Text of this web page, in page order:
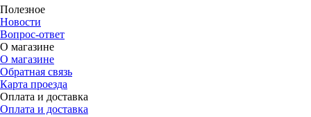
Полезное
Новости
Вопрос-ответ
О магазине
О магазине
Обратная связь
Карта проезда
Оплата и доставка
Оплата и доставка